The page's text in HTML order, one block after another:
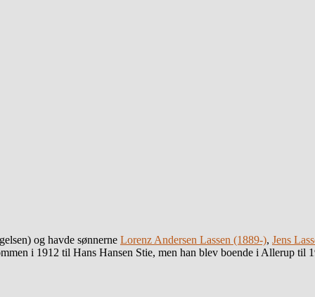
og havde sønnerne Lorenz Andersen Lassen (1889-), Jens
i 1912 til Hans Hansen Stie, men han blev boende i Allerup til